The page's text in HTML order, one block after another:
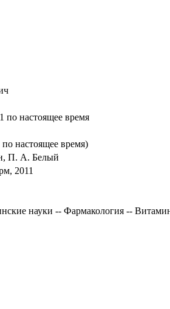
по настоящее время
настоящее время)
П. А. Белый
2011
науки -- Фармакология --